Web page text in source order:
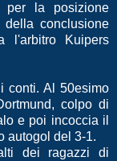
per la posizione
della conclusione
l'arbitro Kuipers
conti. Al 50esimo
colpo di
e poi incoccia il
autogol del 3-1.
dei ragazzi di